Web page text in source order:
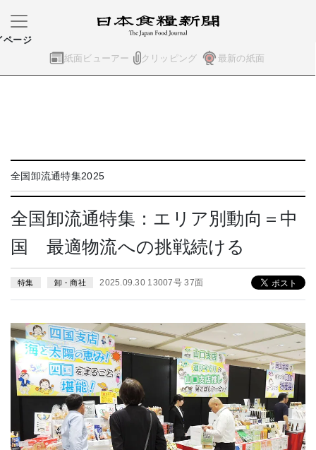
紙面ビューアー クリッピング 最新の紙面
ページ
全国卸流通特集2025
全国卸流通特集：エリア別動向＝中
国 最適物流への挑戦続ける
特集 卸・商社 2025.09.30 13007号 37面